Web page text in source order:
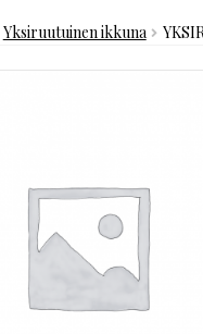
Yksiruutuinen ikkuna